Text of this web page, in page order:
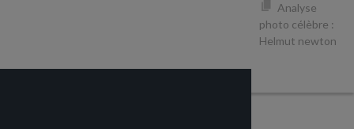
Analyse
photo célèbre :
Helmut newton